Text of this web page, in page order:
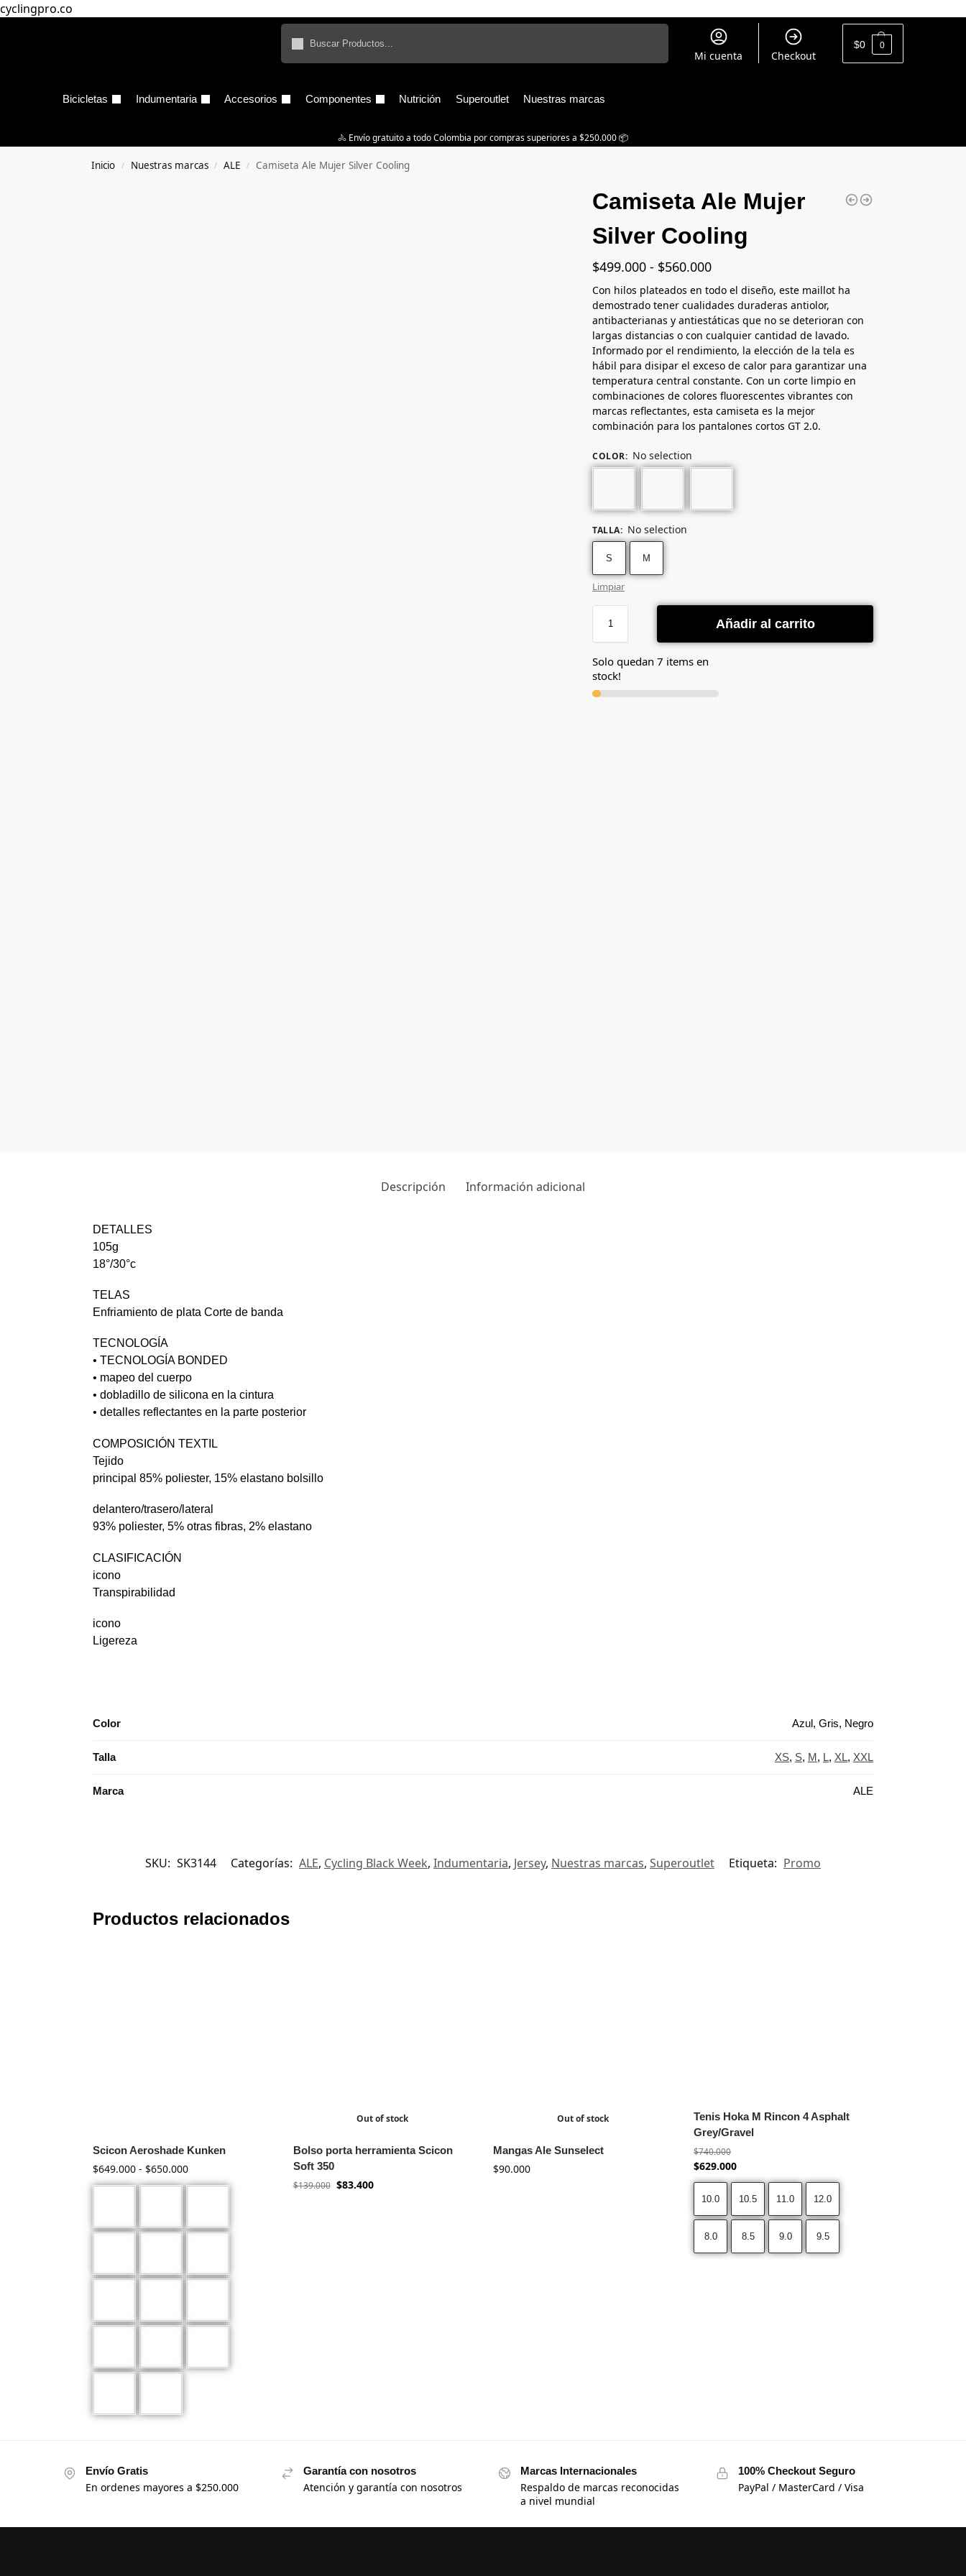
cyclingpro.co
Mi cuenta Checkout
$0 0
Bicicletas Indumentaria Accesorios Componentes Nutrición Superoutlet Nuestras marcas
🚴‍ Envío gratuito a todo Colombia por compras superiores a $250.000 📦
Inicio / Nuestras marcas / ALE / Camiseta Ale Mujer Silver Cooling
Camiseta Ale Mujer
Silver Cooling
$499.000 - $560.000
Con hilos plateados en todo el diseño, este maillot ha
demostrado tener cualidades duraderas antiolor,
antibacterianas y antiestáticas que no se deterioran con
largas distancias o con cualquier cantidad de lavado.
Informado por el rendimiento, la elección de la tela es
hábil para disipar el exceso de calor para garantizar una
temperatura central constante. Con un corte limpio en
combinaciones de colores fluorescentes vibrantes con
marcas reflectantes, esta camiseta es la mejor
combinación para los pantalones cortos GT 2.0.
COLOR: No selection
TALLA: No selection
S M
Limpiar
Añadir al carrito
Solo quedan 7 items en
stock!
Descripción Información adicional
DETALLES
105g
18°/30°c
TELAS
Enfriamiento de plata Corte de banda
TECNOLOGÍA
• TECNOLOGÍA BONDED
• mapeo del cuerpo
• dobladillo de silicona en la cintura
• detalles reflectantes en la parte posterior
COMPOSICIÓN TEXTIL
Tejido
principal 85% poliester, 15% elastano bolsillo
delantero/trasero/lateral
93% poliester, 5% otras fibras, 2% elastano
CLASIFICACIÓN
icono
Transpirabilidad
icono
Ligereza
Color Azul, Gris, Negro
Talla XS, S, M, L, XL, XXL
Marca ALE
SKU: SK3144 Categorías: ALE, Cycling Black Week, Indumentaria, Jersey, Nuestras marcas, Superoutlet Etiqueta: Promo
Productos relacionados
Scicon Aeroshade Kunken
$649.000 - $650.000
Out of stock
Bolso porta herramienta Scicon
Soft 350
$139.000 $83.400
Out of stock
Mangas Ale Sunselect
$90.000
Tenis Hoka M Rincon 4 Asphalt
Grey/Gravel
$740.000
$629.000
10.0 10.5 11.0 12.0
8.0 8.5 9.0 9.5
Envío Gratis
En ordenes mayores a $250.000
Garantía con nosotros
Atención y garantía con nosotros
Marcas Internacionales
Respaldo de marcas reconocidas
a nivel mundial
100% Checkout Seguro
PayPal / MasterCard / Visa